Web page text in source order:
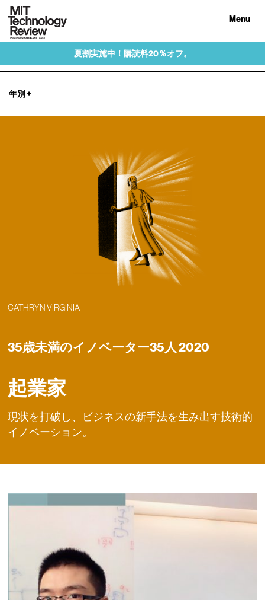
Menu
夏割実施中！購読料20％オフ。
年別 +
CATHRYN VIRGINIA
35歳未満のイノベーター35人 2020
起業家
現状を打破し、ビジネスの新手法を生み出す技術的
イノベーション。